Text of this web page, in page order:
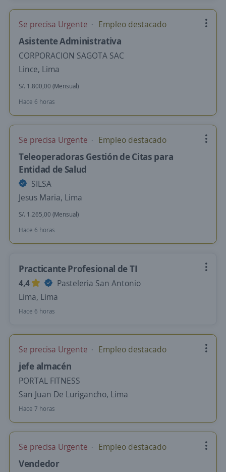
Se precisa Urgente Empleo destacado
Asistente Administrativa
CORPORACION SAGOTA SAC
Lince, Lima
S/. 1.800,00 (Mensual)
Hace 6 horas
Se precisa Urgente Empleo destacado
Teleoperadoras Gestión de Citas para
Entidad de Salud
SILSA
Jesus Maria, Lima
S/. 1.265,00 (Mensual)
Hace 6 horas
Practicante Profesional de TI
4,4
Pasteleria San Antonio
Lima, Lima
Hace 6 horas
Se precisa Urgente Empleo destacado
jefe almacén
PORTAL FITNESS
San Juan De Lurigancho, Lima
Hace 7 horas
Se precisa Urgente Empleo destacado
Vendedor